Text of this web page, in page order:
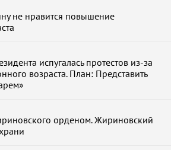
не нравится повышение
испугалась протестов из-за
возраста. План: Представить
орденом. Жириновский